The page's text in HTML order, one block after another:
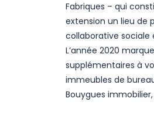
Fabriques – qui
extension un lieu de
collaborative sociale
L’année 2020
supplémentaires à
immeubles de
Bouygues